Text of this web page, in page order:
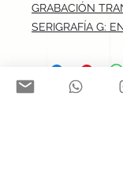
GRABACIÓN
SERIGRAFÍA G: